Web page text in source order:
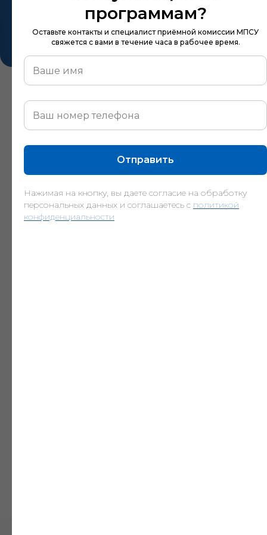
Нажимая на кнопку, вы даете согласие
на обработку персональных данных
и соглашаетесь c
политикой
конфиденциальности
программам?
Оставьте контакты и специалист приёмной комиссии МПСУ
свяжется с вами в течение часа в рабочее время.
Отправить
Нажимая на кнопку, вы даете согласие на обработку
персональных данных и соглашаетесь c политикой
конфиденциальности
Преподаватели
МПСУ - это
ведущие ученые и практики